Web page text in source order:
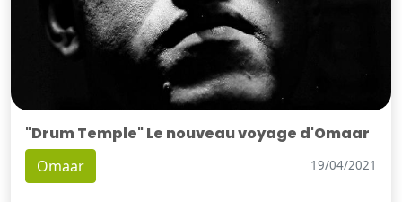
"Drum Temple" Le nouveau voyage d'Omaar
Omaar 19/04/2021